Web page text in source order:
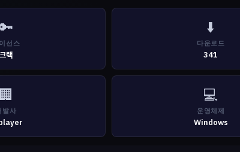
선스
크랙
⬇️
다운로드
341
🏢
발사
💻
운영체제
Windows